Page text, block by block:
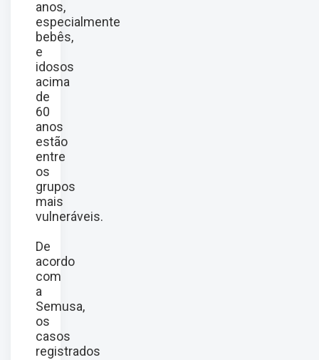
anos,
especialmente
bebês,
e
idosos
acima
de
60
anos
estão
entre
os
grupos
mais
vulneráveis.
De
acordo
com
a
Semusa,
os
casos
registrados